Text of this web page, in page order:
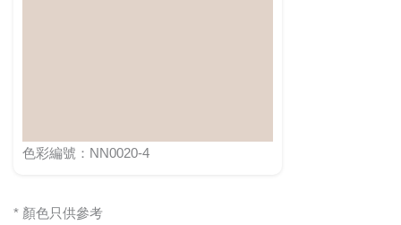
色彩編號：NN0020-4
* 顏色只供參考